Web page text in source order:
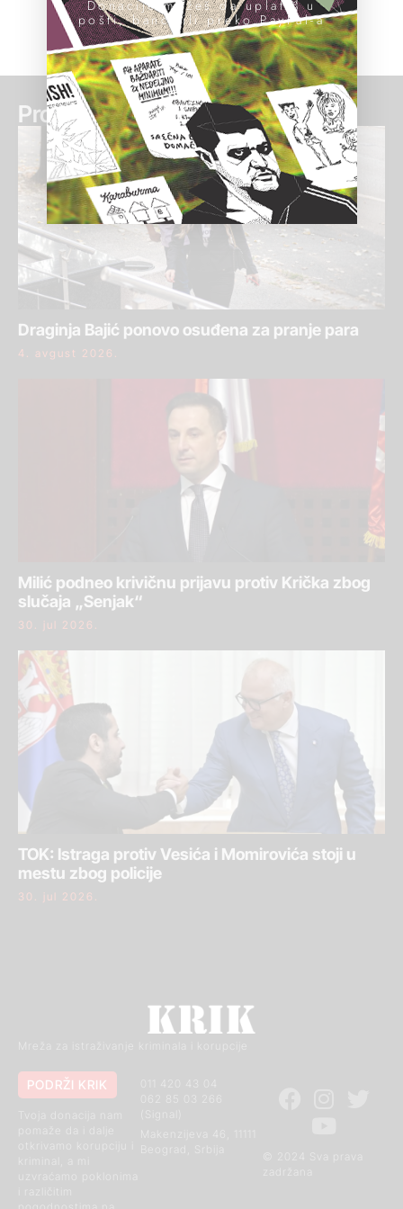
Pročitaj još:
Draginja Bajić ponovo osuđena za pranje para
4. avgust 2026.
Milić podneo krivičnu prijavu protiv Krička zbog
slučaja „Senjak“
30. jul 2026.
TOK: Istraga protiv Vesića i Momirovića stoji u
mestu zbog policije
30. jul 2026.
Mreža za istraživanje kriminala i korupcije
© 2024 Sva prava
011 420 43 04
Makenzijeva 46, 11111
PODRŽI KRIK
otkrivamo korupciju i
kriminal, a mi
uzvraćamo poklonima
i različitim
Donacije možeš da uplatiš u
pošti, banci ili preko PayPal-a